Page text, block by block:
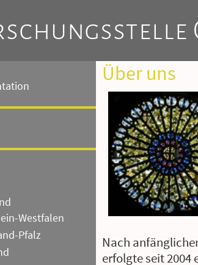
Westfalen
Pfalz
Über uns
Nach
erfolgte seit 2004